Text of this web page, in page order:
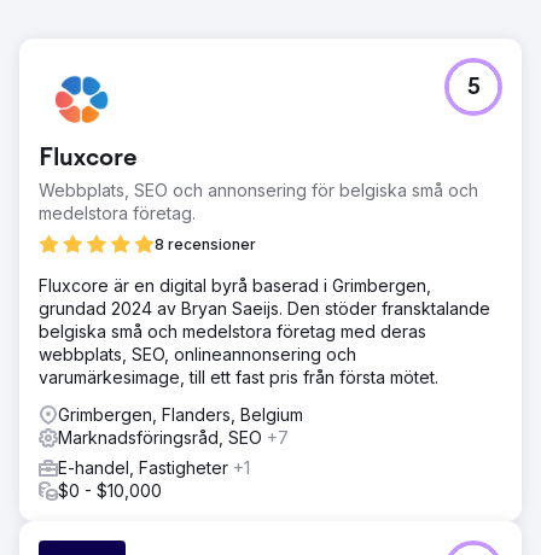
Fluxcore
Webbplats, SEO och annonsering för belgiska små och
medelstora företag.
8 recensioner
5
Fluxcore är en digital byrå baserad i Grimbergen,
grundad 2024 av Bryan Saeijs. Den stöder fransktalande
belgiska små och medelstora företag med deras
webbplats, SEO, onlineannonsering och
varumärkesimage, till ett fast pris från första mötet.
Grimbergen, Flanders, Belgium
Marknadsföringsråd, SEO +7
E-handel, Fastigheter +1
$0 - $10,000